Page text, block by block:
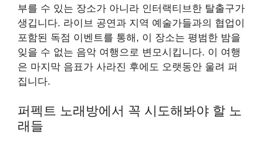
부를 수 있는 장소가 아니라 인터랙티브한 탈출구가
생깁니다. 라이브 공연과 지역 예술가들과의 협업이
포함된 독점 이벤트를 통해, 이 장소는 평범한 밤을
잊을 수 없는 음악 여행으로 변모시킵니다. 이 여행
은 마지막 음표가 사라진 후에도 오랫동안 울려 퍼
집니다.
퍼펙트 노래방에서 꼭 시도해봐야 할 노
래들